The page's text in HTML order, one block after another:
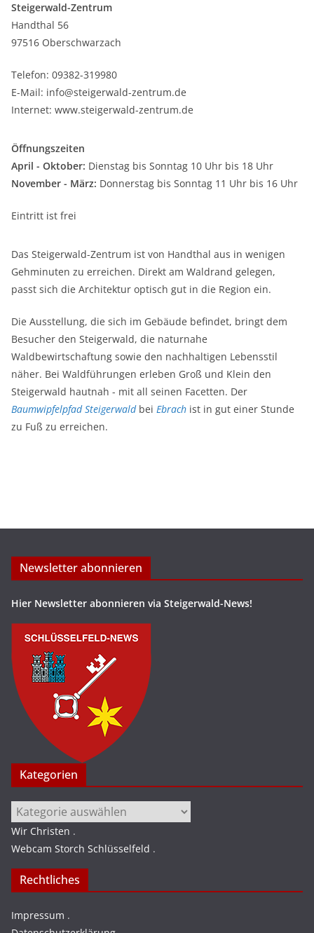
Steigerwald-Zentrum
Handthal 56
97516 Oberschwarzach
Telefon: 09382-319980
E-Mail: info@steigerwald-zentrum.de
Internet: www.steigerwald-zentrum.de
Öffnungszeiten
April - Oktober: Dienstag bis Sonntag 10 Uhr bis 18 Uhr
November - März: Donnerstag bis Sonntag 11 Uhr bis 16 Uhr
Eintritt ist frei
Das Steigerwald-Zentrum ist von Handthal aus in wenigen
Gehminuten zu erreichen. Direkt am Waldrand gelegen,
passt sich die Architektur optisch gut in die Region ein.
Die Ausstellung, die sich im Gebäude befindet, bringt dem
Besucher den Steigerwald, die naturnahe
Waldbewirtschaftung sowie den nachhaltigen Lebensstil
näher. Bei Waldführungen erleben Groß und Klein den
Steigerwald hautnah - mit all seinen Facetten. Der
Baumwipfelpfad Steigerwaldbei Ebrach ist in gut einer Stunde
zu Fuß zu erreichen.
Newsletter abonnieren
Hier Newsletter abonnieren via Steigerwald-News!
Kategorien
Kategorien
Wir Christen .
Webcam Storch Schlüsselfeld .
Rechtliches
Impressum .